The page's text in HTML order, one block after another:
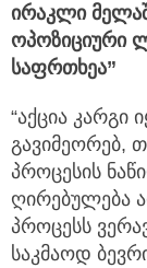
ირაკლი
ოპოზიციური
საფრთხეა”
“აქცია
გავიმეორებ,
პროცესის
ღირებულება
პროცესს
საკმაოდ